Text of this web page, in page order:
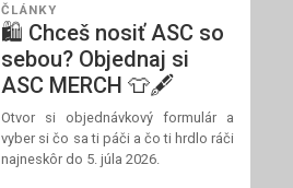
ČLÁNKY
🛍️ Chceš nosiť ASC so
sebou? Objednaj si
ASC MERCH 👕🖋️
Otvor si objednávkový formulár a
vyber si čo sa ti páči a čo ti hrdlo ráči
najneskôr do 5. júla 2026.